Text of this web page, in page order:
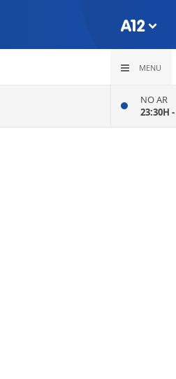
MENU
NO AR
23:30H -